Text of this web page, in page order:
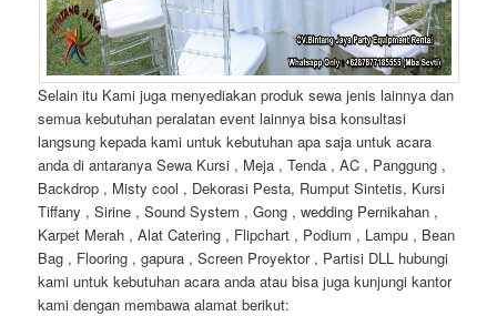
Selain itu Kami juga menyediakan produk sewa jenis lainnya dan
semua kebutuhan peralatan event lainnya bisa konsultasi
langsung kepada kami untuk kebutuhan apa saja untuk acara
anda di antaranya Sewa Kursi , Meja , Tenda , AC , Panggung ,
Backdrop , Misty cool , Dekorasi Pesta, Rumput Sintetis, Kursi
Tiffany , Sirine , Sound System , Gong , wedding Pernikahan ,
Karpet Merah , Alat Catering , Flipchart , Podium , Lampu , Bean
Bag , Flooring , gapura , Screen Proyektor , Partisi DLL hubungi
kami untuk kebutuhan acara anda atau bisa juga kunjungi kantor
kami dengan membawa alamat berikut: